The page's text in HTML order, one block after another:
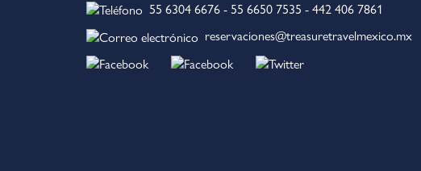
55 6304 6676 - 55 6650 7535 - 442 406 7861
reservaciones@treasuretravelmexico.mx